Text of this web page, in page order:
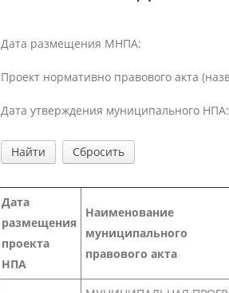
Дата размещения МНПА:
Проект нормативно правового акта
Дата утверждения муниципального НПА:
Дата
размещения
проекта
НПА
муниципального
правового акта